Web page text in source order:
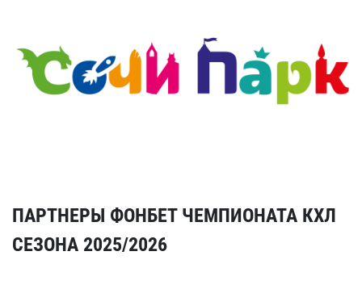
ПАРТНЕРЫ ФОНБЕТ ЧЕМПИОНАТА КХЛ
СЕЗОНА 2025/2026